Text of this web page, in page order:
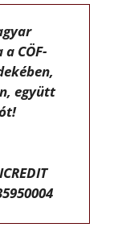
CÖF-
együtt